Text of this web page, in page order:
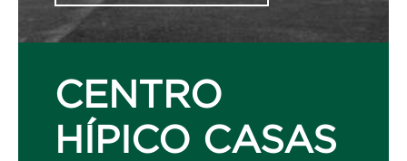
CENTRO
HÍPICO CASAS